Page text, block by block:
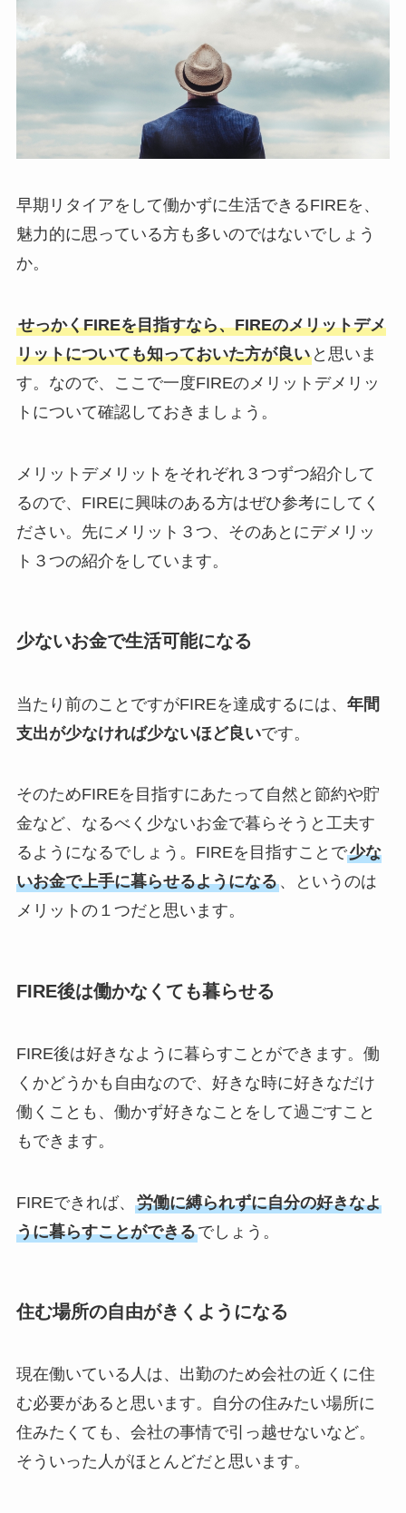
早期リタイアをして働かずに生活できるFIREを、
魅力的に思っている方も多いのではないでしょう
か。
せっかくFIREを目指すなら、FIREのメリットデメ
リットについても知っておいた方が良いと思いま
す。なので、ここで一度FIREのメリットデメリッ
トについて確認しておきましょう。
メリットデメリットをそれぞれ３つずつ紹介して
るので、FIREに興味のある方はぜひ参考にしてく
ださい。先にメリット３つ、そのあとにデメリッ
ト３つの紹介をしています。
少ないお金で生活可能になる
当たり前のことですがFIREを達成するには、 年間
支出が少なければ少ないほど良いです。
そのためFIREを目指すにあたって自然と節約や貯
金など、なるべく少ないお金で暮らそうと工夫す
るようになるでしょう。FIREを目指すことで少な
いお金で上手に暮らせるようになる、というのは
メリットの１つだと思います。
FIRE後は働かなくても暮らせる
FIRE後は好きなように暮らすことができます。働
くかどうかも自由なので、好きな時に好きなだけ
働くことも、働かず好きなことをして過ごすこと
もできます。
FIREできれば、 労働に縛られずに自分の好きなよ
うに暮らすことができるでしょう。
住む場所の自由がきくようになる
現在働いている人は、出勤のため会社の近くに住
む必要があると思います。自分の住みたい場所に
住みたくても、会社の事情で引っ越せないなど。
そういった人がほとんどだと思います。